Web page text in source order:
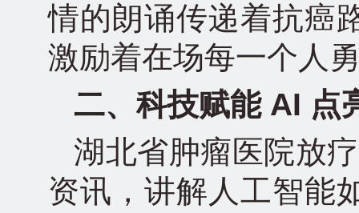
情的朗诵传递着抗癌
激励着在场每一个人
二、科技赋能 AI 点
湖北省肿瘤医院放
资讯，讲解人工智能